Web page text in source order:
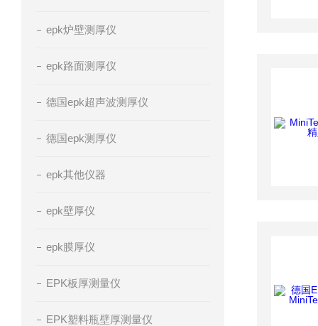
epk炉壁测厚仪
epk路面测厚仪
德国epk超声波测厚仪
德国epk测厚仪
epk其他仪器
epk壁厚仪
epk膜厚仪
EPK板厚测量仪
EPK塑料瓶壁厚测量仪